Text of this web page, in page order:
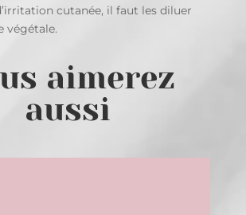
cutanée, il faut les diluer
végétale.
aimerez
aussi